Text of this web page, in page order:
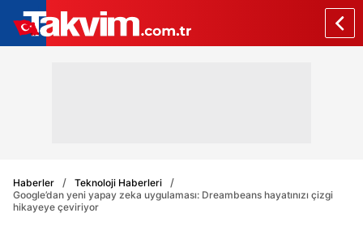
Haberler
Teknoloji Haberleri
Google’dan yeni yapay zeka uygulaması: Dreambeans hayatınızı çizgi
hikayeye çeviriyor